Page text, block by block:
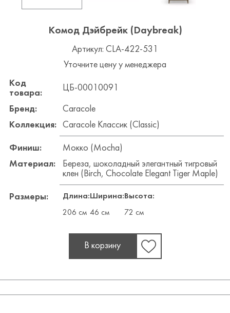
Комод Дэйбрейк (Daybreak)
Артикул: CLA-422-531
Уточните цену у менеджера
Код
товара:
ЦБ-00010091
Бренд:
Caracole
Коллекция:
Caracole Классик (Classic)
Финиш:
Мокко (Mocha)
Материал:
Береза, шоколадный элегантный тигровый
клен (Birch, Chocolate Elegant Tiger Maple)
Размеры:
Длина:
206 см
Ширина:
46 см
Высота:
72 см
В корзину